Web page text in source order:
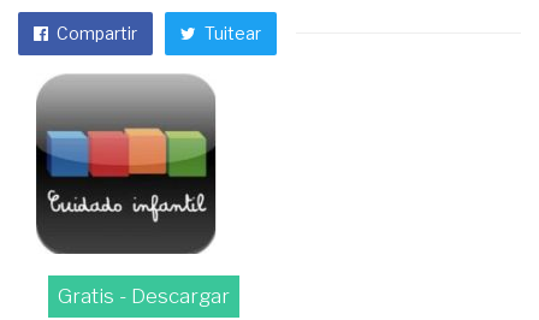
Compartir Tuitear
Gratis - Descargar